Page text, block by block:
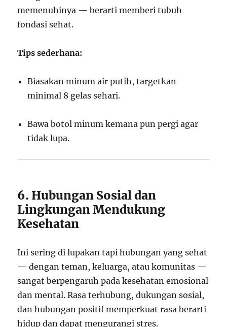
memenuhinya — berarti memberi tubuh
fondasi sehat.
Tips sederhana:
Biasakan minum air putih, targetkan
minimal 8 gelas sehari.
Bawa botol minum kemana pun pergi agar
tidak lupa.
6. Hubungan Sosial dan
Lingkungan Mendukung
Kesehatan
Ini sering di lupakan tapi hubungan yang sehat
— dengan teman, keluarga, atau komunitas —
sangat berpengaruh pada kesehatan emosional
dan mental. Rasa terhubung, dukungan sosial,
dan hubungan positif memperkuat rasa berarti
hidup dan dapat mengurangi stres.